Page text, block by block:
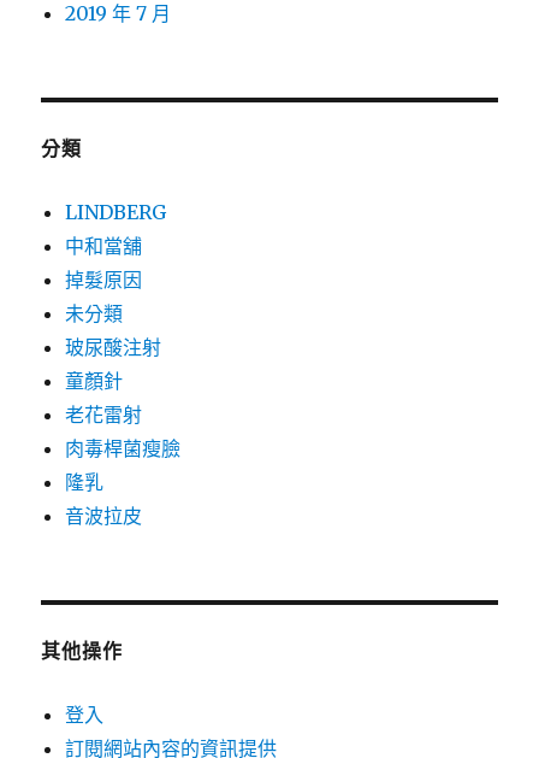
2019 年 7 月
分類
LINDBERG
中和當舖
掉髮原因
未分類
玻尿酸注射
童顏針
老花雷射
肉毒桿菌瘦臉
隆乳
音波拉皮
其他操作
登入
訂閱網站內容的資訊提供